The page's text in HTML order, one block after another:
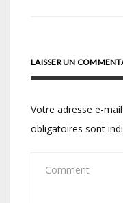
LAISSER UN
Votre adresse e-
obligatoires sont